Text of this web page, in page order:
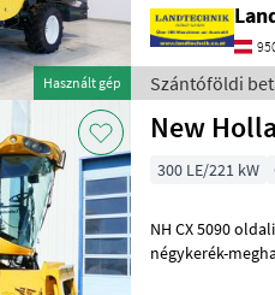
Használt gép Szántóföldi
New
300 LE/221 kW
NH CX 5090
négykerék-meghajtású, 6 hengeres motorral,